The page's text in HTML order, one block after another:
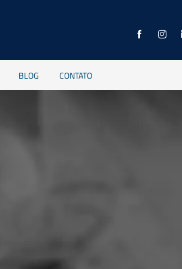
BLOG CONTATO